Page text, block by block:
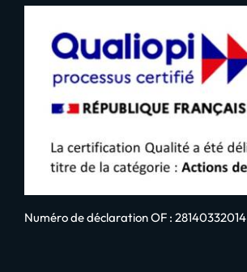
Numéro de déclaration OF : 28140332014